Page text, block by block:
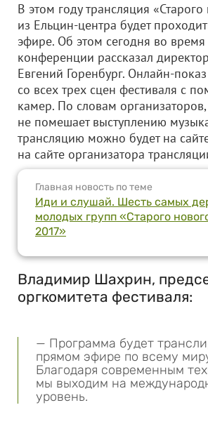
В этом году трансляция
из Ельцин-центра будет
эфире. Об этом сегодня во время
конференции рассказал
Евгений Горенбург. Онлайн-показ
со всех трех сцен фестиваля с
камер. По словам
не помешает выступлению
трансляцию можно будет на
на сайте организатора
Главная новость по теме
Иди и слушай. Шесть самых
молодых групп «Старого
2017»
Владимир Шахрин,
оргкомитета фестиваля:
— Программа будет
прямом эфире по всему
Благодаря современным
мы выходим на
уровень.